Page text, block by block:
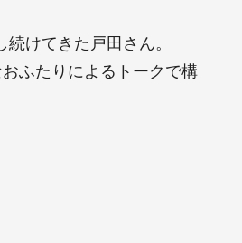
けてきた戸田さん。
ふたりによるトークで構